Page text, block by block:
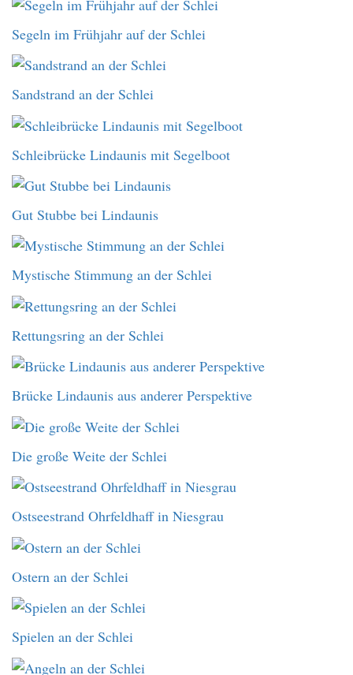
Segeln im Frühjahr auf der Schlei
Sandstrand an der Schlei
Schleibrücke Lindaunis mit Segelboot
Gut Stubbe bei Lindaunis
Mystische Stimmung an der Schlei
Rettungsring an der Schlei
Brücke Lindaunis aus anderer Perspektive
Die große Weite der Schlei
Ostseestrand Ohrfeldhaff in Niesgrau
Ostern an der Schlei
Spielen an der Schlei